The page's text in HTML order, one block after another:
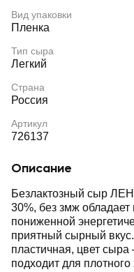
Вид упаковки
Пленка
Тип сыра
Легкий
Страна
Россия
Артикул
726137
Описание
Безлактозный сыр
30%, без змж
пониженной
приятный сырный
пластичная, цвет
подходит для плотного